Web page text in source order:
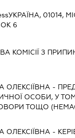
УКРАЇНА, 01014,
6
КОМІСІЇ З
ОЛЕКСІЇВНА -
ОСОБИ, У
ТОЩО
ОЛЕКСІЇВНА -